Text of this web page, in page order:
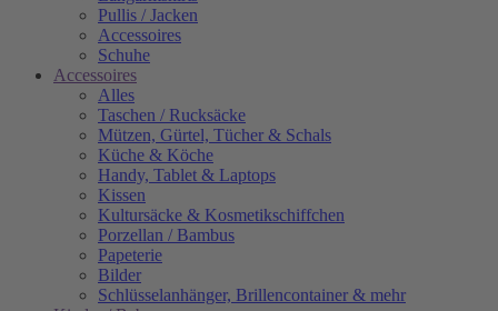
Pullis / Jacken
Accessoires
Schuhe
Accessoires
Alles
Taschen / Rucksäcke
Mützen, Gürtel, Tücher & Schals
Küche & Köche
Handy, Tablet & Laptops
Kissen
Kultursäcke & Kosmetikschiffchen
Porzellan / Bambus
Papeterie
Bilder
Schlüsselanhänger, Brillencontainer & mehr